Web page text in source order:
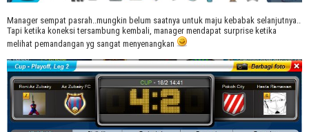
Manager sempat pasrah..mungkin belum saatnya untuk maju kebabak selanjutnya..
Tapi ketika koneksi tersambung kembali, manager mendapat surprise ketika
melihat pemandangan yg sangat menyenangkan